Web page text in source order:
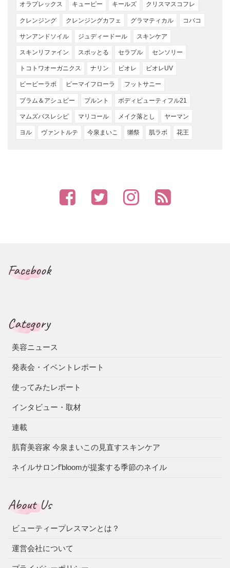
オラプレックス キューピー キールズ クリスマスコフレ
クレンジング クレンジングカフェ グラマティカル コバコ
サンアンドソイル ジュディードール スキンケア
スキンリファイン スポッとる セラプル センソリー
トコトワオーガニクス ナリン ビオレ ビオレUV
ビービーラボ ビーマイフローラ フットサニー
プラム＆アシュビー プルント ボディビューティフル21
マムズバスレシピ マリコール メイク落とし ヤーマン
ヨル ヴァントルテ 今泉まいこ 獺祭 肌ラボ 花王
Facebook
Category
美容ニュース
発表会・イベントレポート
使ってみたレポート
インタビュー・取材
連載
肌育美容家 今泉まいこの見直すスキンケア
ネイルサロンf’bloomが提案する季節のネイル
About Us
ビューティープレスマンとは？
運営会社について